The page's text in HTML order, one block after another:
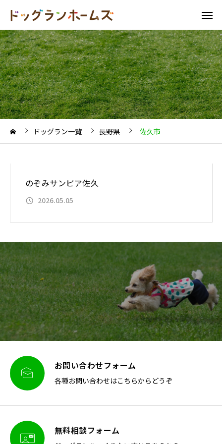
ドッグラン一覧 長野県 佐久市
のぞみサンピア佐久
2026.05.05
 お問い合わせフォーム
各種お問い合わせはこちらからどうぞ
 無料相談フォーム